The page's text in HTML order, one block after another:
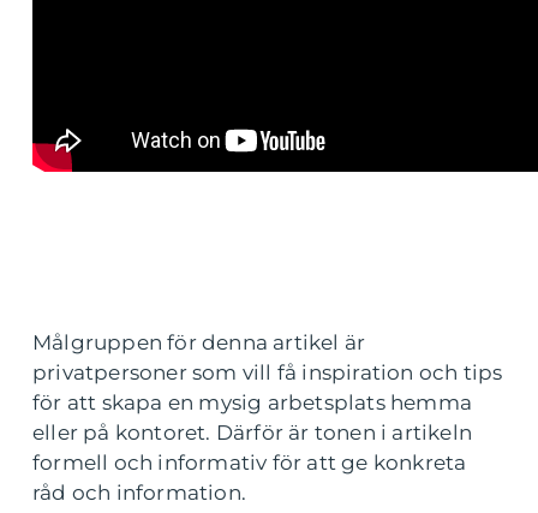
Målgruppen för denna artikel är
privatpersoner som vill få inspiration och tips
för att skapa en mysig arbetsplats hemma
eller på kontoret. Därför är tonen i artikeln
formell och informativ för att ge konkreta
råd och information.